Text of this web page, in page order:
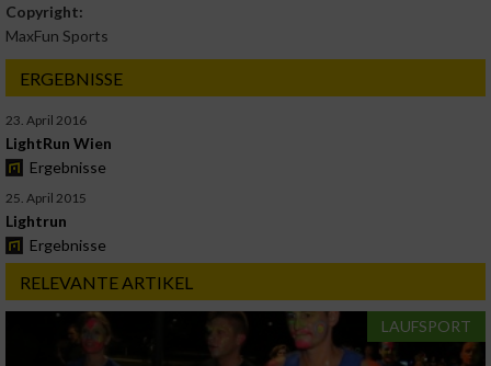
Copyright:
MaxFun Sports
ERGEBNISSE
23. April 2016
LightRun Wien
Ergebnisse
25. April 2015
Lightrun
Ergebnisse
RELEVANTE ARTIKEL
LAUFSPORT